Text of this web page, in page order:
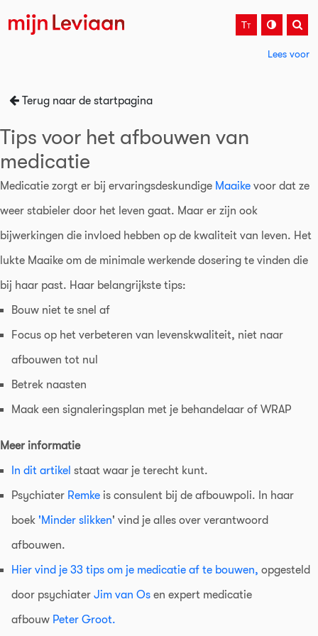
TT
Lees voor
Terug naar de startpagina
Tips voor het afbouwen van
medicatie
Medicatie zorgt er bij ervaringsdeskundige Maaike voor dat ze
weer stabieler door het leven gaat. Maar er zijn ook
bijwerkingen die invloed hebben op de kwaliteit van leven. Het
lukte Maaike om de minimale werkende dosering te vinden die
bij haar past. Haar belangrijkste tips:
Bouw niet te snel af
Focus op het verbeteren van levenskwaliteit, niet naar
afbouwen tot nul
Betrek naasten
Maak een signaleringsplan met je behandelaar of WRAP
Meer informatie
In dit artikel staat waar je terecht kunt.
Psychiater Remke is consulent bij de afbouwpoli. In haar
boek 'Minder slikken' vind je alles over verantwoord
afbouwen.
Hier vind je 33 tips om je medicatie af te bouwen, opgesteld
door psychiater Jim van Os en expert medicatie
afbouw Peter Groot.